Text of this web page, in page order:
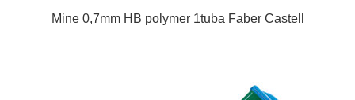
Mine 0,7mm HB polymer 1tuba Faber Castell